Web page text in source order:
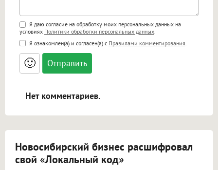
Поддержка HTML
<b>, <strong>, <u>, <i>, <em>, <s>, <big>,
<small>, <sup>, <sub>, <pre>, <ul>, <ol>, <li>,
<blockquote>, <code> экранирует HTML,
адреса URL автоматически становятся
ссылками, и [img]адрес[/img] будет
Я даю согласие на обработку моих персональных данных на
условиях Политики обработки персональных данных
Я ознакомлен(а) и согласен(а) с Правилами комментирования
🙂
Нет комментариев.
Новосибирский бизнес расшифровал
свой «Локальный код»